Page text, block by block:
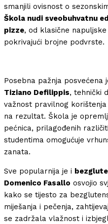
smanjili ovisnost o
Škola nudi sveobuhvatnu
pizze, od klasične
pokrivajući brojne podvrste.
Posebna pažnja posvećena
Tiziano Defilippis, tehnički
važnost pravilnog
na rezultat. Škola je
pećnica, prilagođenih
studentima omogućuje
zanata.
Sve popularnija je i
Domenico Fasallo osvojio
kako se tijesto za
miješanja i pečenja,
se zadržala vlažnost i